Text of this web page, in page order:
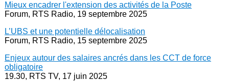
Mieux encadrer l'extension des activités de la Poste
Forum, RTS Radio, 19 septembre 2025
L’UBS et une potentielle délocalisation
Forum, RTS Radio, 15 septembre 2025
Enjeux autour des salaires ancrés dans les CCT de force
obligatoire
19.30, RTS TV, 17 juin 2025